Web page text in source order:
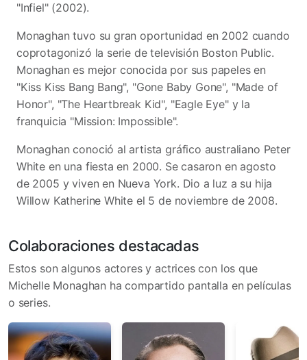
"Infiel" (2002).
Monaghan tuvo su gran oportunidad en 2002 cuando
coprotagonizó la serie de televisión Boston Public.
Monaghan es mejor conocida por sus papeles en
"Kiss Kiss Bang Bang", "Gone Baby Gone", "Made of
Honor", "The Heartbreak Kid", "Eagle Eye" y la
franquicia "Mission: Impossible".
Monaghan conoció al artista gráfico australiano Peter
White en una fiesta en 2000. Se casaron en agosto
de 2005 y viven en Nueva York. Dio a luz a su hija
Willow Katherine White el 5 de noviembre de 2008.
Colaboraciones destacadas
Estos son algunos actores y actrices con los que
Michelle Monaghan ha compartido pantalla en películas
o series.